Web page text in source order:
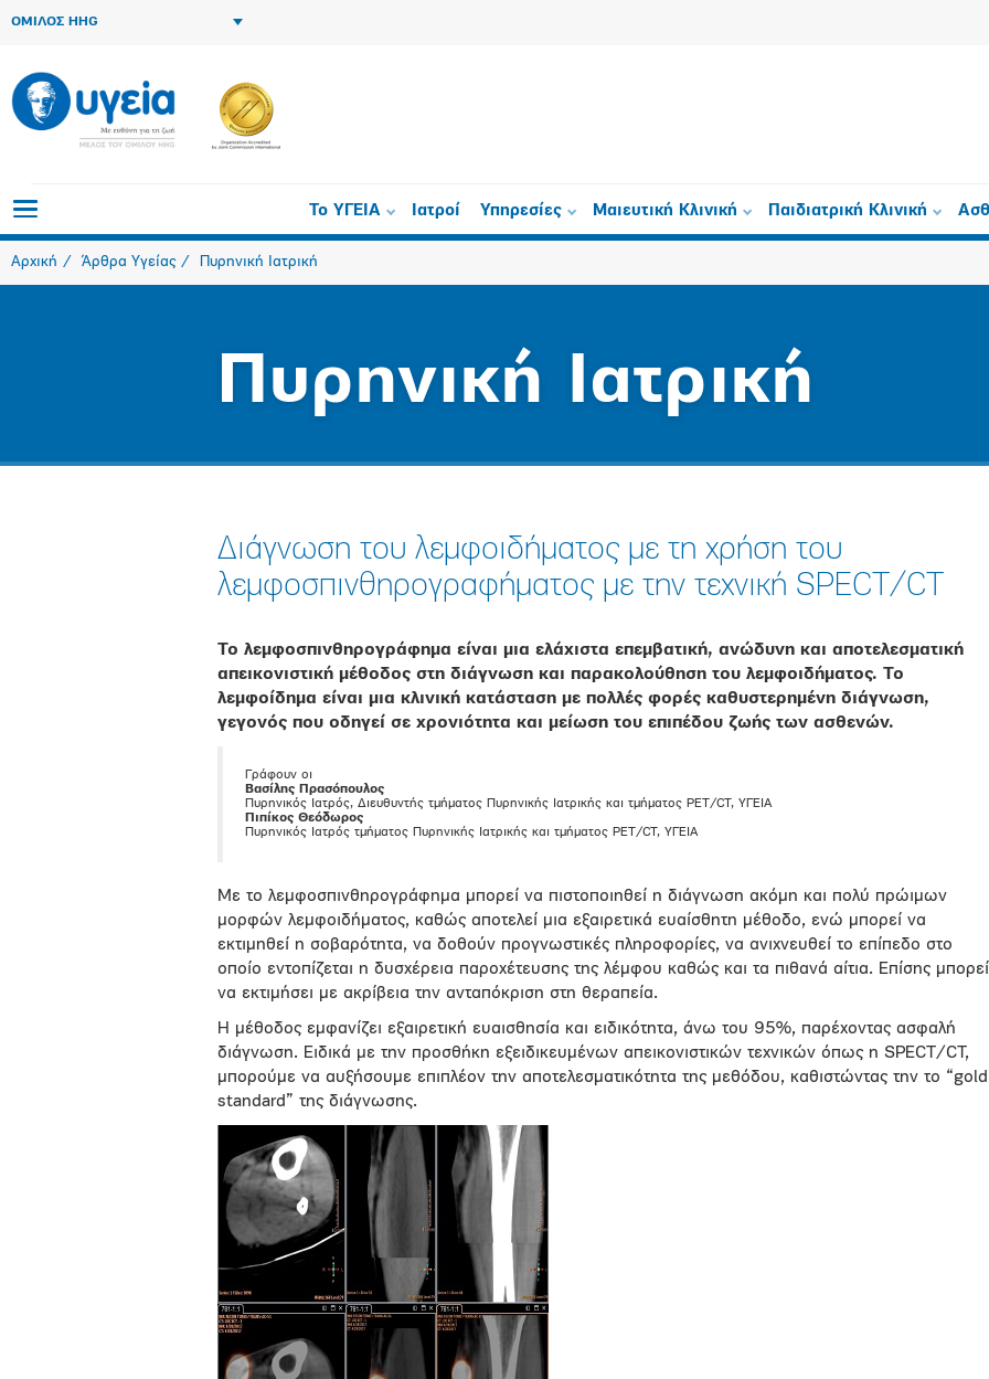
ΟΜΙΛΟΣ HHG
Το ΥΓΕΙΑ Ιατροί Υπηρεσίες Μαιευτική Κλινική Παιδιατρική Κλινική
Αρχική Άρθρα Υγείας Πυρηνική Ιατρική
Πυρηνική Ιατρική
Διάγνωση του λεμφοιδήματος με τη χρήση του
λεμφοσπινθηρογραφήματος με την τεχνική SPECT/CT
To λεμφοσπινθηρογράφημα είναι μια ελάχιστα επεμβατική, ανώδυνη και αποτελεσματική
απεικονιστική μέθοδος στη διάγνωση και παρακολούθηση του λεμφοιδήματος. Το
λεμφοίδημα είναι μια κλινική κατάσταση με πολλές φορές καθυστερημένη διάγνωση,
γεγονός που οδηγεί σε χρονιότητα και μείωση του επιπέδου ζωής των ασθενών.
Γράφουν οι
Βασίλης Πρασόπουλος
Πυρηνικός Ιατρός, Διευθυντής τμήματος Πυρηνικής Ιατρικής και τμήματος PET/CT, ΥΓΕΙΑ
Πιπίκος Θεόδωρος
Πυρηνικός Ιατρός τμήματος Πυρηνικής Ιατρικής και τμήματος PET/CT, ΥΓΕΙΑ
Με το λεμφοσπινθηρογράφημα μπορεί να πιστοποιηθεί η διάγνωση ακόμη και πολύ πρώιμων
μορφών λεμφοιδήματος, καθώς αποτελεί μια εξαιρετικά ευαίσθητη μέθοδο, ενώ μπορεί να
εκτιμηθεί η σοβαρότητα, να δοθούν προγνωστικές πληροφορίες, να ανιχνευθεί το επίπεδο στο
οποίο εντοπίζεται η δυσχέρεια παροχέτευσης της λέμφου καθώς και τα πιθανά αίτια. Επίσης μπορεί
να εκτιμήσει με ακρίβεια την ανταπόκριση στη θεραπεία.
Η μέθοδος εμφανίζει εξαιρετική ευαισθησία και ειδικότητα, άνω του 95%, παρέχοντας ασφαλή
διάγνωση. Ειδικά με την προσθήκη εξειδικευμένων απεικονιστικών τεχνικών όπως η SPECT/CT,
μπορούμε να αυξήσουμε επιπλέον την αποτελεσματικότητα της μεθόδου, καθιστώντας την το “gold
standard” της διάγνωσης.